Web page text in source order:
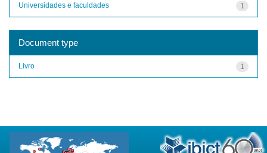
1
Universidades e faculdades
Document type
1
Livro